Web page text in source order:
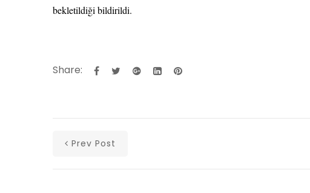
bekletildiği bildirildi.
Share:
Prev Post